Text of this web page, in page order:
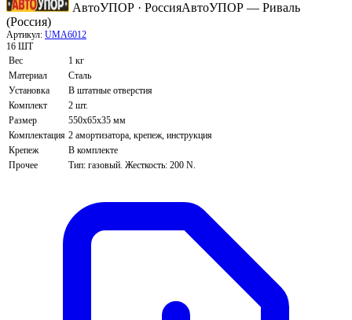
АвтоУПОР · РоссияАвтоУПОР — Риваль
(Россия)
Артикул: UMA6012
16 ШТ
Вес
1 кг
Материал
Сталь
Установка
В штатные отверстия
Комплект
2 шт.
Размер
550х65х35 мм
Комплектация 2 амортизатора, крепеж, инструкция
Крепеж
В комплекте
Прочее
Тип: газовый. Жесткость: 200 N.